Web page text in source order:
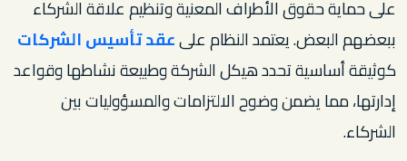
على حماية حقوق الأطراف المعنية وتنظيم علاقة الشركاء
ببعضهم البعض. يعتمد النظام علىعقد تأسيس الشركات
كوثيقة أساسية تحدد هيكل الشركة وطبيعة نشاطها وقواعد
إدارتها، مما يضمن وضوح الالتزامات والمسؤوليات بين
الشركاء.